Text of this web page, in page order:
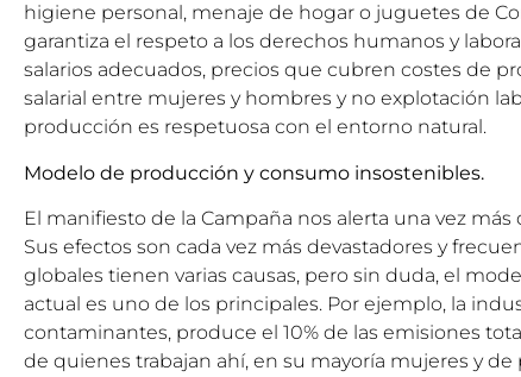
higiene personal, menaje de hogar o juguetes de
garantiza el respeto a los derechos humanos y
salarios adecuados, precios que cubren costes de
salarial entre mujeres y hombres y no explotación
producción es respetuosa con el entorno natural.
Modelo de producción y consumo insostenibles.
El manifiesto de la Campaña nos alerta una vez
Sus efectos son cada vez más devastadores y
globales tienen varias causas, pero sin duda, el
actual es uno de los principales. Por ejemplo, la
contaminantes, produce el 10% de las emisiones
de quienes trabajan ahí, en su mayoría mujeres y de